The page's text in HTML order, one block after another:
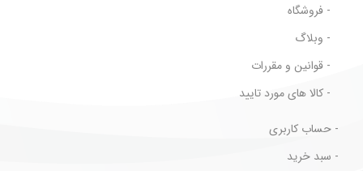
- فروشگاه
- وبلاگ
- قوانین و مقررات
- کالا های مورد تایید
- حساب کاربری
- سبد خرید